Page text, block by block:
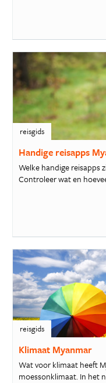
reisgids
Handige reisapps
Welke handige reisapps
Controleer wat en
reisgids
Klimaat Myanmar
Wat voor klimaat heeft
moessonklimaat. In het